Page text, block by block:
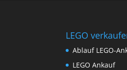
LEGO
Ablauf LEGO-
LEGO Ankauf